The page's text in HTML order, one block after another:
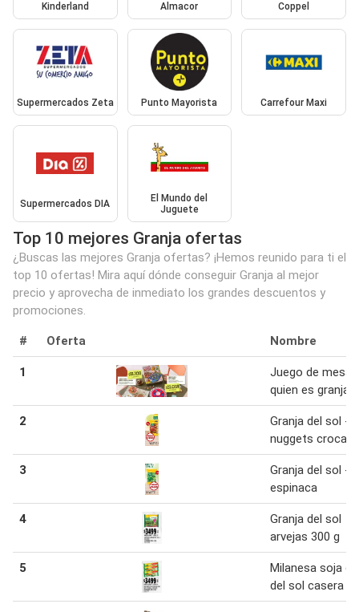
Kinderland Almacor Coppel
Supermercados Zeta Punto Mayorista Carrefour Maxi
Supermercados DIA
El Mundo del
Juguete
Top 10 mejores Granja ofertas
¿Buscas las mejores Granja ofertas? ¡Hemos reunido para ti el
top 10 ofertas! Mira aquí dónde conseguir Granja al mejor
precio y aprovecha de inmediato los grandes descuentos y
promociones.
# Oferta Nombre
1
Juego de mesa
quien es granja
2
Granja del sol -
nuggets
3
Granja del sol -
espinaca
4
Granja del sol
arvejas 300 g
5
Milanesa soja
del sol casera